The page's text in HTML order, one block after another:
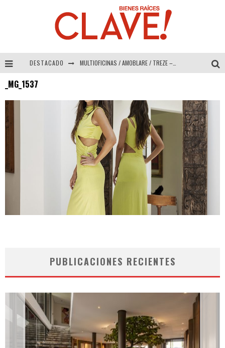
DESTACADO MULTIOFICINAS / AMOBLARE / TREZE – Especial Interiorismo & Decoración 2026
COLINEAL – Especial Interiorismo & Decoración 2026
_MG_1537
PUBLICACIONES RECIENTES